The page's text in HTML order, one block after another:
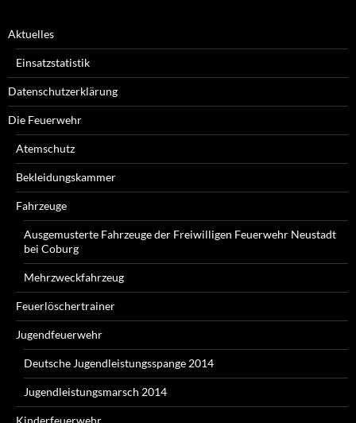
Aktuelles
Einsatzstatistik
Datenschutzerklärung
Die Feuerwehr
Atemschutz
Bekleidungskammer
Fahrzeuge
Ausgemusterte Fahrzeuge der Freiwilligen Feuerwehr Neustadt
bei Coburg
Mehrzweckfahrzeug
Feuerlöschertrainer
Jugendfeuerwehr
Deutsche Jugendleistungsspange 2014
Jugendleistungsmarsch 2014